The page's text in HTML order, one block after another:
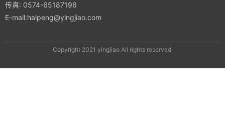
传真: 0574-65187196
E-mail:haipeng@yingjiao.com
Copyright 2021 yingjiao All rights reserved